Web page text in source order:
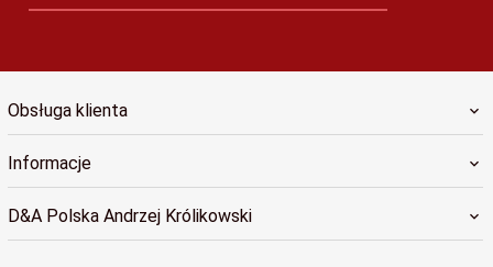
Obsługa klienta
Informacje
D&A Polska Andrzej Królikowski